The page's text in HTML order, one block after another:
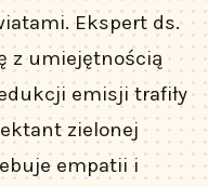
Ekspert ds.
z umiejętnością
emisji trafiły
zielonej
empatii i